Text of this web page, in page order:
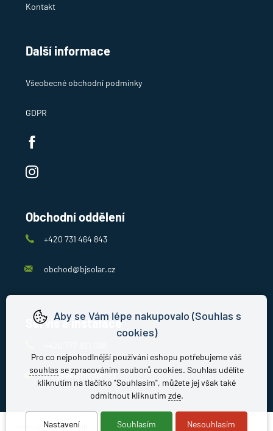
Kontakt
Další informace
Všeobecné obchodní podmínky
GDPR
Obchodní oddělení
+420 731 464 843
obchod@bjsolar.cz
Servis a instalace
jirousek@bjsolar.cz
made with❤byineShop
Aby se Vám lépe nakupovalo (Souhlas s
cookies)
Pro co nejpohodlnější používání eshopu potřebujeme váš
souhlas se zpracováním souborů cookies. Souhlas udělíte
kliknutím na tlačítko "Souhlasím", můžete jej však také
odmítnout kliknutím zde.
Nastavení Souhlasím Nesouhlasím